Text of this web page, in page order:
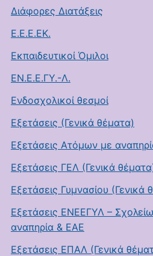
Διάφορες Διατάξεις
Ε.Ε.Ε.ΕΚ.
Εκπαιδευτικοί Όμιλοι
ΕΝ.Ε.Ε.ΓΥ.-Λ.
Ενδοσχολικοί θεσμοί
Εξετάσεις (Γενικά θέματα)
Εξετάσεις Ατόμων με
Εξετάσεις ΓΕΛ (Γενικά
Εξετάσεις Γυμνασίου (Γενικά
Εξετάσεις ΕΝΕΕΓΥΛ –
αναπηρία & ΕΑΕ
Εξετάσεις ΕΠΑΛ (Γενικά